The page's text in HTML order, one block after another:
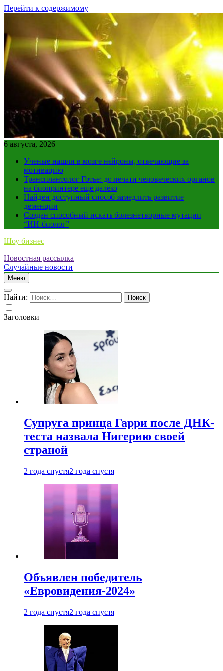
Перейти к содержимому
6 августа, 2026
Ученые нашли в мозге нейроны, отвечающие за
мотивацию
Трансплантолог Готье: до печати человеческих органов
на биопринтере еще далеко
Найден доступный способ замедлить развитие
деменции
Создан способный искать болезнетворные мутации
“ИИ-биолог”
Шоу бизнес
Новостная рассылка
Случайные новости
Меню
Найти:
Заголовки
Супруга принца Гарри после ДНК-
теста назвала Нигерию своей
страной
2 года спустя2 года спустя
Объявлен победитель
«Евровидения-2024»
2 года спустя2 года спустя